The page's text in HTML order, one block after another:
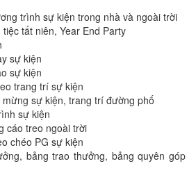
trình sự kiện trong nhà và ngoài trời
tất niên, Year End Party
sự kiện
sự kiện
trang trí sự kiện
sự kiện, trang trí đường phố
sự kiện
cáo treo ngoài trời
chéo PG sự kiện
bảng trao thưởng, bảng quyên góp